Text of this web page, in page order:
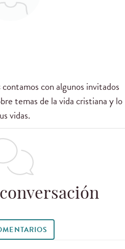
contamos con algunos invitados
temas de la vida cristiana y lo
vidas.